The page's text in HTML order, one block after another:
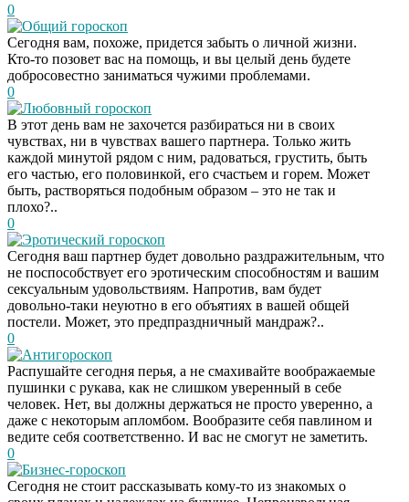
0
Общий гороскоп
Сегодня вам, похоже, придется забыть о личной жизни.
Кто-то позовет вас на помощь, и вы целый день будете
добросовестно заниматься чужими проблемами.
0
Любовный гороскоп
В этот день вам не захочется разбираться ни в своих
чувствах, ни в чувствах вашего партнера. Только жить
каждой минутой рядом с ним, радоваться, грустить, быть
его частью, его половинкой, его счастьем и горем. Может
быть, растворяться подобным образом – это не так и
плохо?..
0
Эротический гороскоп
Сегодня ваш партнер будет довольно раздражительным, что
не поспособствует его эротическим способностям и вашим
сексуальным удовольствиям. Напротив, вам будет
довольно-таки неуютно в его объятиях в вашей общей
постели. Может, это предпраздничный мандраж?..
0
Антигороскоп
Распушайте сегодня перья, а не смахивайте воображаемые
пушинки с рукава, как не слишком уверенный в себе
человек. Нет, вы должны держаться не просто уверенно, а
даже с некоторым апломбом. Вообразите себя павлином и
ведите себя соответственно. И вас не смогут не заметить.
0
Бизнес-гороскоп
Сегодня не стоит рассказывать кому-то из знакомых о